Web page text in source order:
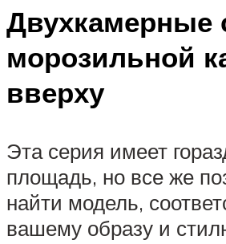
Двухкамерные
морозильной
вверху
Эта серия имеет
площадь, но все же
найти модель,
вашему образу и